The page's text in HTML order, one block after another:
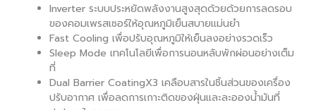
Inverter ระบบประหยัดพลังงานสูงสุดด้วยด้วยการลดรอบ
ของคอมเพรสเซอร์ให้อุณหภูมิเย็นสบายแม่นยำ
Fast Cooling เพื่อปรับอุณหภูมิให้เย็นลงอย่างรวดเร็ว
Sleep Mode เทคโนโลยีเพื่อการนอนหลับพักผ่อนอย่างเต็ม
ที่
Dual Barrier CoatingX3 เคลือบสารในชิ้นส่วนของเครื่อง
ปรับอากาศ เพื่อลดการเกาะติดของฝุ่นและละอองน้ำมันที่